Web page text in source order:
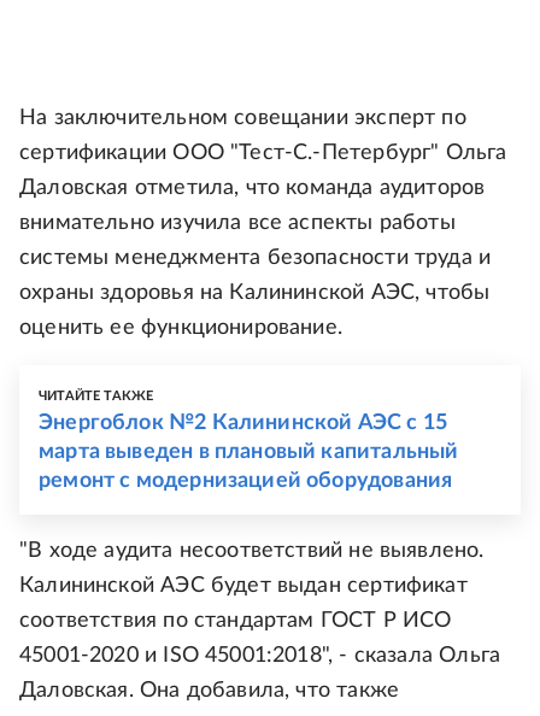
На заключительном совещании эксперт по
сертификации ООО "Тест-С.-Петербург" Ольга
Даловская отметила, что команда аудиторов
внимательно изучила все аспекты работы
системы менеджмента безопасности труда и
охраны здоровья на Калининской АЭС, чтобы
оценить ее функционирование.
ЧИТАЙТЕ ТАКЖЕ
Энергоблок №2 Калининской АЭС с 15
марта выведен в плановый капитальный
ремонт с модернизацией оборудования
"В ходе аудита несоответствий не выявлено.
Калининской АЭС будет выдан сертификат
соответствия по стандартам ГОСТ Р ИСО
45001-2020 и ISO 45001:2018", - сказала Ольга
Даловская. Она добавила, что также